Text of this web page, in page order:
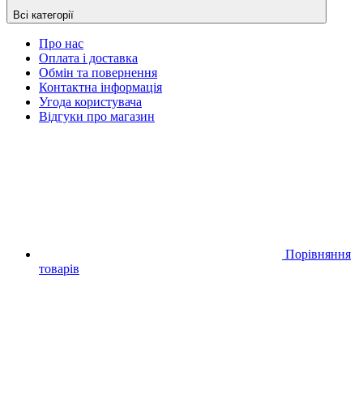
Всі категорії
Про нас
Оплата і доставка
Обмін та повернення
Контактна інформація
Угода користувача
Відгуки про магазин
Порівняння
товарів